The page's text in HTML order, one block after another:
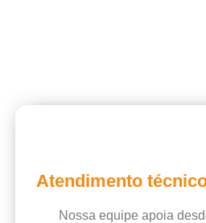
Atendimento
Nossa equipe apoia